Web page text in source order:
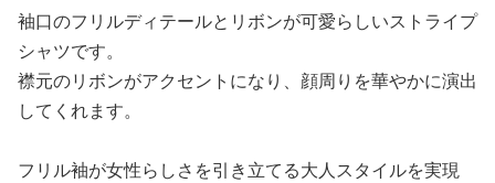
袖口のフリルディテールとリボンが可愛らしいストライプ
シャツです。
襟元のリボンがアクセントになり、顔周りを華やかに演出
してくれます。
フリル袖が女性らしさを引き立てる大人スタイルを実現